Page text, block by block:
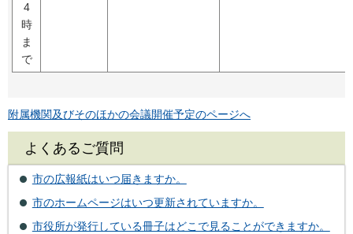
4
時
ま
で
附属機関及びそのほかの会議開催予定のページへ
よくあるご質問
市の広報紙はいつ届きますか。
市のホームページはいつ更新されていますか。
市役所が発行している冊子はどこで見ることができますか。